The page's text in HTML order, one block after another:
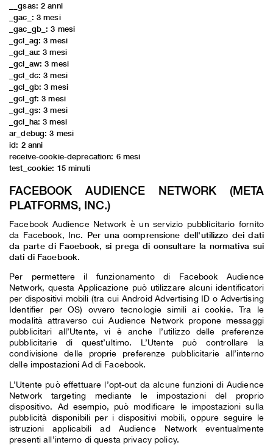
__gsas: 2 anni
_gac_ : 3 mesi
_gac_gb_: 3 mesi
_gcl_ag: 3 mesi
_gcl_au: 3 mesi
_gcl_aw: 3 mesi
_gcl_dc: 3 mesi
_gcl_gb: 3 mesi
_gcl_gf: 3 mesi
_gcl_gs: 3 mesi
_gcl_ha: 3 mesi
ar_debug: 3 mesi
id: 2 anni
receive-cookie-deprecation: 6 mesi
test_cookie: 15 minuti
FACEBOOK AUDIENCE NETWORK (META
PLATFORMS, INC.)
Facebook Audience Network è un servizio pubblicitario fornito
da Facebook, Inc. Per una comprensione dell'utilizzo dei dati
da parte di Facebook, si prega di consultare la normativa sui
dati di Facebook.
Per permettere il funzionamento di Facebook Audience
Network, questa Applicazione può utilizzare alcuni identificatori
per dispositivi mobili (tra cui Android Advertising ID o Advertising
Identifier per OS) ovvero tecnologie simili ai cookie. Tra le
modalità attraverso cui Audience Network propone messaggi
pubblicitari all’Utente, vi è anche l’utilizzo delle preferenze
pubblicitarie di quest’ultimo. L’Utente può controllare la
condivisione delle proprie preferenze pubblicitarie all’interno
delle impostazioni Ad di Facebook.
L’Utente può effettuare l’opt-out da alcune funzioni di Audience
Network targeting mediante le impostazioni del proprio
dispositivo. Ad esempio, può modificare le impostazioni sulla
pubblicità disponibili per i dispositivi mobili, oppure seguire le
istruzioni applicabili ad Audience Network eventualmente
presenti all’interno di questa privacy policy.